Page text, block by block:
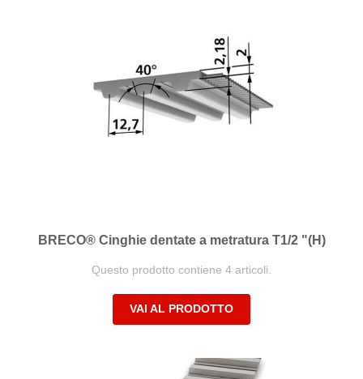
BRECO® Cinghie dentate a metratura T1/2 "(H)
Questo prodotto contiene 4 articoli.
VAI AL PRODOTTO